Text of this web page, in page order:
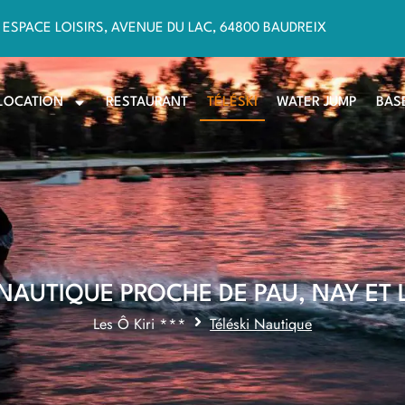
ESPACE LOISIRS, AVENUE DU LAC, 64800 BAUDREIX
RESTAURANT TÉLÉSKI WATER JUMP
PROCHE DE PAU, NAY ET
Les Ô Kiri *** Téléski Nautique